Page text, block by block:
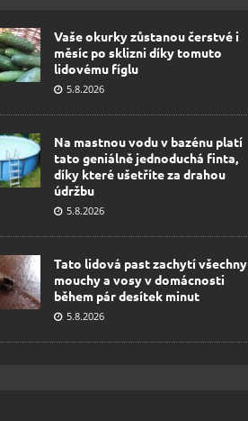
Vaše okurky zůstanou čerstvé i
měsíc po sklizni díky tomuto
lidovému fíglu
5.8.2026
Na mastnou vodu v bazénu platí
tato geniálně jednoduchá finta,
díky které ušetříte za drahou
údržbu
5.8.2026
Tato lidová past zachytí všechny
mouchy a vosy v domácnosti
během pár desítek minut
5.8.2026